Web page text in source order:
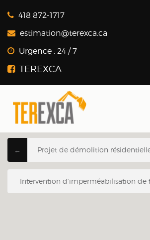
418 872-1717
estimation@terexca.ca
Urgence : 24 / 7
← Projet de démolition
Intervention d’imperméabilisation de